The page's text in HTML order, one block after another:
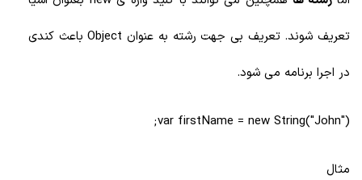
تعریف شوند. تعریف بی جهت رشته به عنوان Object باعث کندی
در اجرا برنامه می شود.
var firstName = new String("John");
مثال